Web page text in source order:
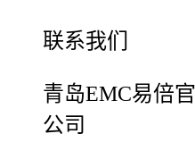
联系我们
青岛EMC易倍
公司